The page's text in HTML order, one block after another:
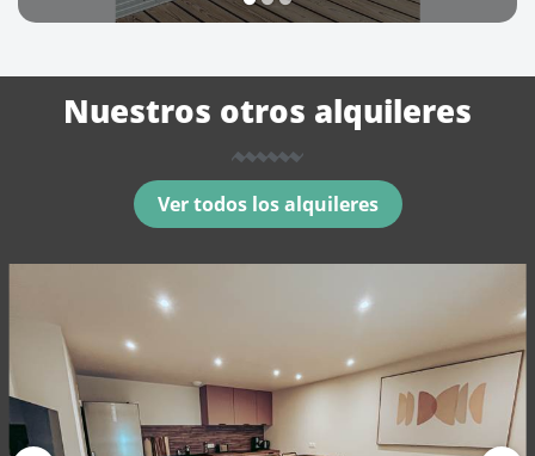
Nuestros otros alquileres
Ver todos los alquileres